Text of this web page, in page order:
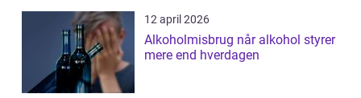
12 april 2026
Alkoholmisbrug når alkohol styrer
mere end hverdagen